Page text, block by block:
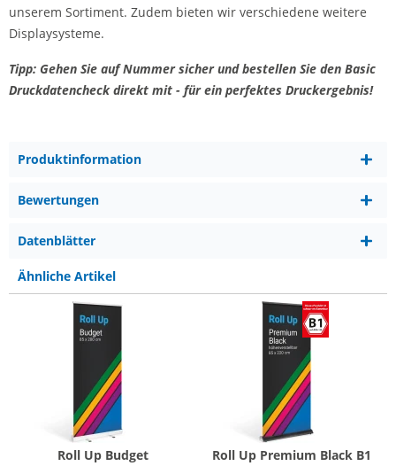
unserem Sortiment. Zudem bieten wir verschiedene weitere
Displaysysteme.
Tipp: Gehen Sie auf Nummer sicher und bestellen Sie den Basic
Druckdatencheck direkt mit - für ein perfektes Druckergebnis!
Produktinformation
Bewertungen
Datenblätter
Ähnliche Artikel
Roll Up Budget Roll Up Premium Black B1